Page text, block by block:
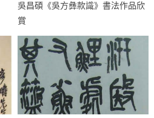
吳昌碩《吳方彝款識》書法作品欣
賞